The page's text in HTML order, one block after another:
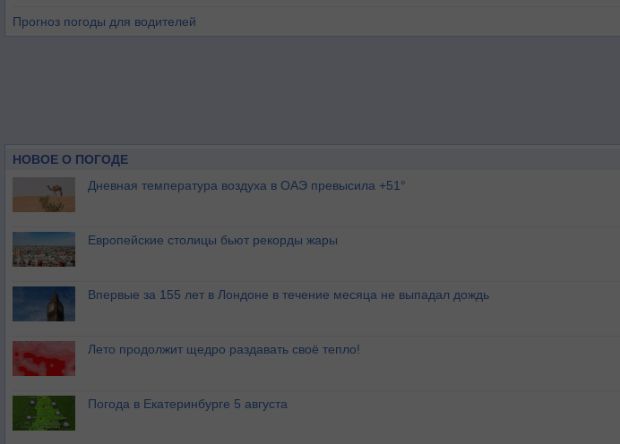
Прогноз погоды для водителей
НОВОЕ О ПОГОДЕ
Дневная температура воздуха в ОАЭ превысила +51°
Европейские столицы бьют рекорды жары
Впервые за 155 лет в Лондоне в течение месяца не выпадал дождь
Лето продолжит щедро раздавать своё тепло!
Погода в Екатеринбурге 5 августа